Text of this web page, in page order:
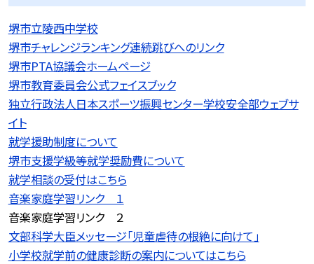
堺市立陵西中学校
堺市チャレンジランキング連続跳びへのリンク
堺市PTA協議会ホームページ
堺市教育委員会公式フェイスブック
独立行政法人日本スポーツ振興センター学校安全部ウェブサ
イト
就学援助制度について
堺市支援学級等就学奨励費について
就学相談の受付はこちら
音楽家庭学習リンク １
音楽家庭学習リンク ２
文部科学大臣メッセージ「児童虐待の根絶に向けて」
小学校就学前の健康診断の案内についてはこちら